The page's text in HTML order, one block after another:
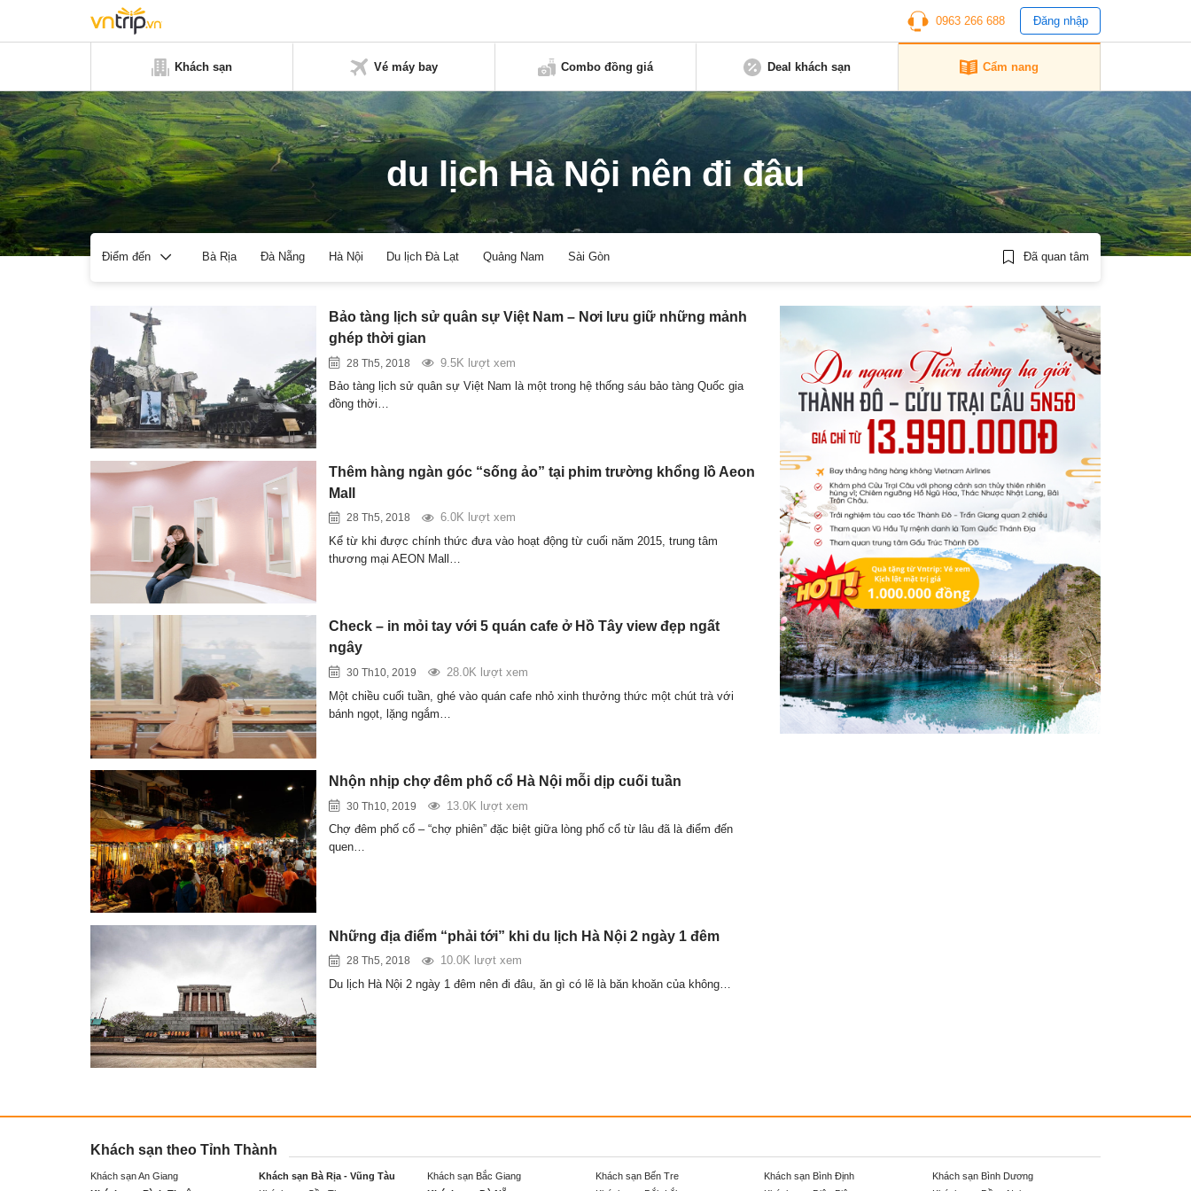
0963 266 688 Đăng nhập
Khách sạn Vé máy bay Combo đồng giá Deal khách sạn Cẩm nang
du lịch Hà Nội nên đi đâu
Điểm đến Bà Rịa Đà Nẵng Hà Nội Du lịch Đà Lạt Quảng Nam Sài Gòn Đã quan tâm
Bảo tàng lịch sử quân sự Việt Nam – Nơi lưu giữ những mảnh
ghép thời gian
28 Th5, 2018
9.5K lượt xem
Bảo tàng lịch sử quân sự Việt Nam là một trong hệ thống sáu bảo tàng Quốc gia
đồng thời…
Thêm hàng ngàn góc “sống ảo” tại phim trường khổng lồ Aeon
Mall
28 Th5, 2018
6.0K lượt xem
Kể từ khi được chính thức đưa vào hoạt động từ cuối năm 2015, trung tâm
thương mại AEON Mall…
Check – in mỏi tay với 5 quán cafe ở Hồ Tây view đẹp ngất
ngây
30 Th10, 2019
28.0K lượt xem
Một chiều cuối tuần, ghé vào quán cafe nhỏ xinh thưởng thức một chút trà với
bánh ngọt, lặng ngắm…
Nhộn nhịp chợ đêm phố cổ Hà Nội mỗi dịp cuối tuần
30 Th10, 2019
13.0K lượt xem
Chợ đêm phố cổ – “chợ phiên” đặc biệt giữa lòng phố cổ từ lâu đã là điểm đến
quen…
Những địa điểm “phải tới” khi du lịch Hà Nội 2 ngày 1 đêm
28 Th5, 2018
10.0K lượt xem
Du lịch Hà Nội 2 ngày 1 đêm nên đi đâu, ăn gì có lẽ là băn khoăn của không…
Khách sạn theo Tỉnh Thành
Khách sạn An Giang Khách sạn Bà Rịa - Vũng Tàu Khách sạn Bắc Giang Khách sạn Bến Tre Khách sạn Bình Định
Khách sạn Bình Dương